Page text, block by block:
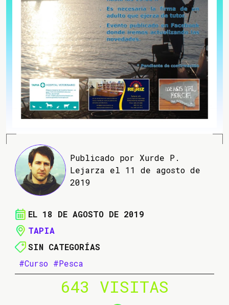
Publicado por Xurde P.
Lejarza el 11 de agosto de
2019
EL 18 DE AGOSTO DE 2019
TAPIA
SIN CATEGORÍAS
#Curso #Pesca
643 VISITAS